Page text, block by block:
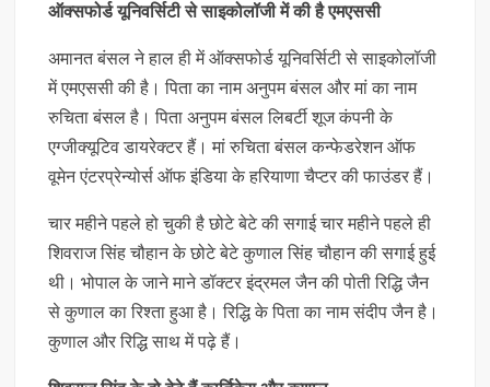
ऑक्सफोर्ड यूनिवर्सिटी से साइकोलॉजी में की है एमएससी
अमानत बंसल ने हाल ही में ऑक्सफोर्ड यूनिवर्सिटी से साइकोलॉजी
में एमएससी की है। पिता का नाम अनुपम बंसल और मां का नाम
रुचिता बंसल है। पिता अनुपम बंसल लिबर्टी शूज कंपनी के
एग्जीक्यूटिव डायरेक्टर हैं। मां रुचिता बंसल कन्फेडरेशन ऑफ
वूमेन एंटरप्रेन्योर्स ऑफ इंडिया के हरियाणा चैप्टर की फाउंडर हैं।
चार महीने पहले हो चुकी है छोटे बेटे की सगाई चार महीने पहले ही
शिवराज सिंह चौहान के छोटे बेटे कुणाल सिंह चौहान की सगाई हुई
थी। भोपाल के जाने माने डॉक्टर इंद्रमल जैन की पोती रिद्धि जैन
से कुणाल का रिश्ता हुआ है। रिद्धि के पिता का नाम संदीप जैन है।
कुणाल और रिद्धि साथ में पढ़े हैं।